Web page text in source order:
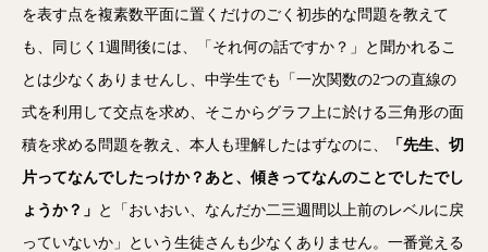
を表す点を複素数平面に置くだけのごく初歩的な問題を教えて
も、同じく1週間後には、「それ何の話ですか？」と聞かれるこ
とは少なくありませんし、中学生でも「一次関数の2つの直線の
式を利用して交点を求め、そこからグラフ上に於ける三角形の面
積を求める問題を教え、本人も理解したはずなのに、
「先生、切
片ってなんでしたっけか？あと、傾きってなんのことでしたでし
ょうか？」 と「おいおい、なんだか二三週間以上前のレベルに戻
っていないか」という生徒さんも少なくありません。一番覚える